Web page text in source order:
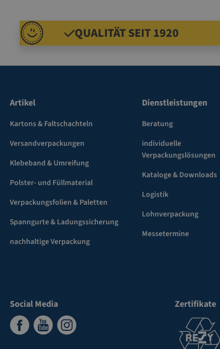
QUALITÄT SEIT 1920
Artikel
Kartons & Faltschachteln
Versandverpackungen
Klebeband & Umreifung
Polster- und Füllmaterial
Verpackungsfolien & Paletten
Spanngurte & Ladungssicherung
nachhaltige Verpackung
Dienstleistungen
Beratung
individuelle
Verpackungslösungen
Kataloge & Downloads
Logistik
Lohnverpackung
Messetermine
Social Media Zertifikate